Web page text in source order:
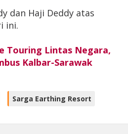
dan Haji Deddy atas
ini.
Touring Lintas Negara,
Kalbar-Sarawak
Sarga Earthing Resort